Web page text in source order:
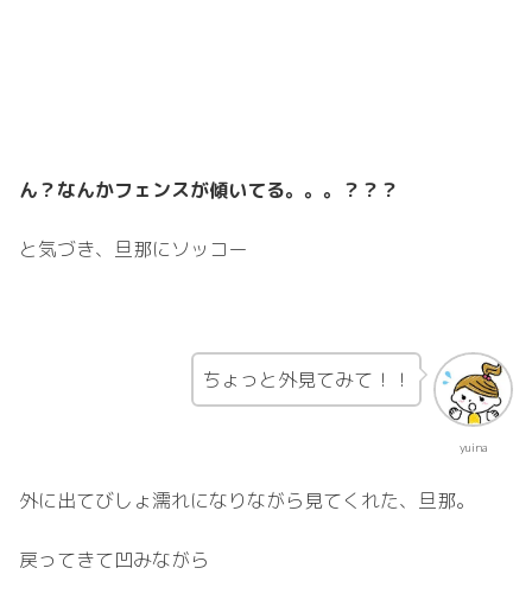
ん？なんかフェンスが傾いてる。。。？？？
と気づき、旦那にソッコー
yuina
ちょっと外見てみて！！
外に出てびしょ濡れになりながら見てくれた、旦那。
戻ってきて凹みながら